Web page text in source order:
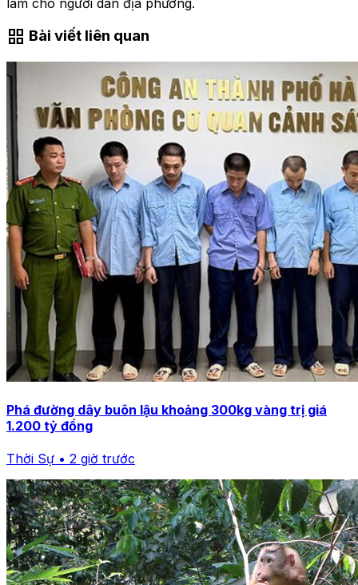
làm cho người dân địa phương.
grid_view Bài viết liên quan
Phá đường dây buôn lậu khoảng 300kg vàng trị giá
1.200 tỷ đồng
Thời Sự • 2 giờ trước